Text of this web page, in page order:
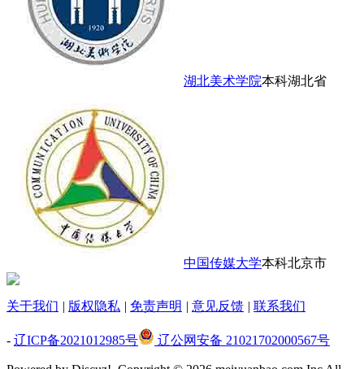
湖北美术学院本科湖北省
中国传媒大学本科北京市
关于我们 版权隐私 免责声明 意见反馈 联系我们
- 辽ICP备2021012985号 辽公网安备 21021702000567号